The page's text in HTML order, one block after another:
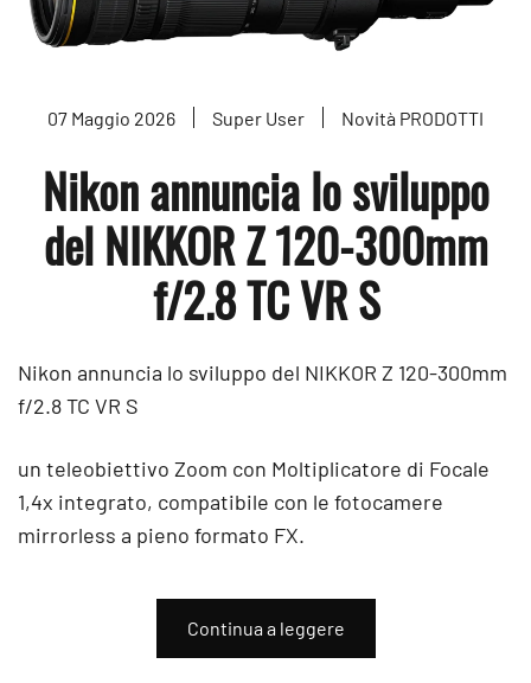
07 Maggio 2026 Super User Novità PRODOTTI
Nikon annuncia lo sviluppo
del NIKKOR Z 120-300mm
f/2.8 TC VR S
Nikon annuncia lo sviluppo del NIKKOR Z 120-300mm
f/2.8 TC VR S
un teleobiettivo Zoom con Moltiplicatore di Focale
1,4x integrato, compatibile con le fotocamere
mirrorless a pieno formato FX.
Continua a leggere